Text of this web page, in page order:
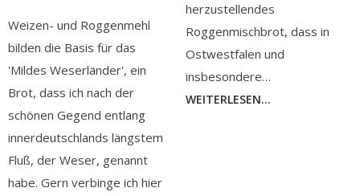
Weizen- und Roggenmehl
bilden die Basis für das
'Mildes Weserländer', ein
Brot, dass ich nach der
schönen Gegend entlang
innerdeutschlands längstem
Fluß, der Weser, genannt
habe. Gern verbinge ich hier
herzustellendes
Roggenmischbrot, dass in
Ostwestfalen und
insbesondere…
WEITERLESEN...